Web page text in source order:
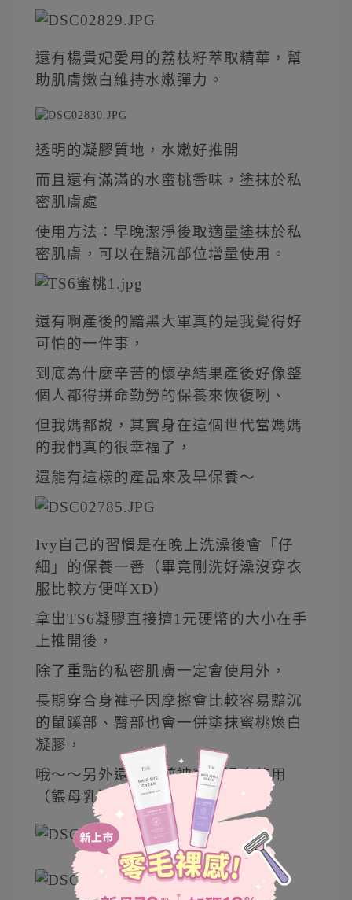
還有楊貴妃愛用的荔枝籽萃取精華，幫
助肌膚嫩白維持水嫩彈力。
透明的凝膠質地，水嫩好推開
而且還有滿滿的水蜜桃香味，塗抹於私
密肌膚處
使用方法：早晚潔淨後取適量塗抹於私
密肌膚，可以在黯沉部位增量使用。
還有啊產後的黯黑大軍真的是我覺得好
可怕的一件事，
到底為什麼辛苦的懷孕結果產後好像整
個人都得拼命勤勞的保養來恢復咧、
但我媽都說，其實身在這個世代當媽媽
的我們真的很幸福了，
還能有這樣的產品來及早保養～
Ivy自己的習慣是在晚上洗澡後會「仔
細」的保養一番（畢竟剛洗好澡沒穿衣
服比較方便咩XD）
拿出TS6凝膠直接擠1元硬幣的大小在手
上推開後，
除了重點的私密肌膚一定會使用外，
長期穿合身褲子因摩擦會比較容易黯沉
的鼠蹊部、臀部也會一併塗抹蜜桃煥白
凝膠，
哦～～另外還有之前被寶弟過度使用
（餵母乳）的胸部當然也要。^^